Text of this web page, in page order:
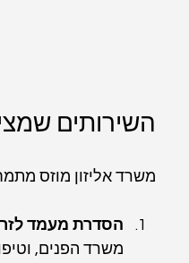
השירותים
משרד אליזון מוזס
הסדרת מעמד
משרד הפנים,